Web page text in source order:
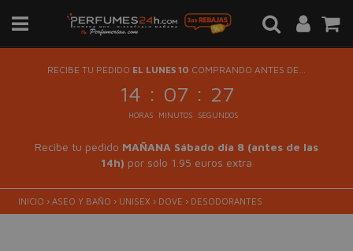
RECIBE TU PEDIDO EL LUNES 10 COMPRANDO ANTES DE...
14 : 07 : 27
HORAS MINUTOS SEGUNDOS
Recibe tu pedido MAÑANA Sábado día 8 (antes de las
14h) por sólo 1.95 euros extra
INICIO › ASEO Y BAÑO › UNISEX › DOVE › DESODORANTES